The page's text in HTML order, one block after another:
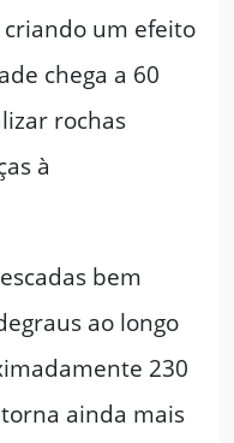
um efeito
chega a 60
rochas
à
bem
ao longo
230
ainda mais